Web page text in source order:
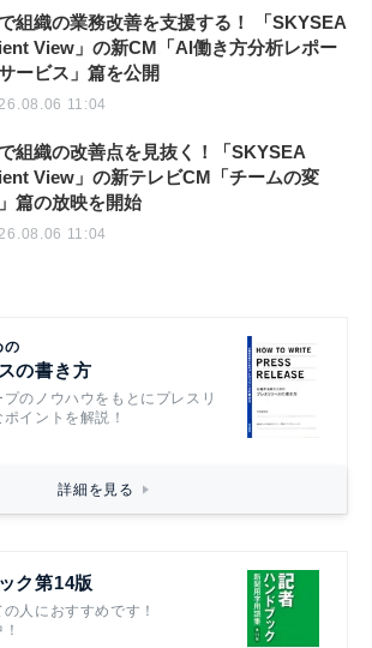
組織の業務改善を支援する！ 「SKYSEA
View」の新CM「AI働き方分析レポー
ービス」篇を公開
11:04
組織の改善点を見抜く！「SKYSEA
View」の新テレビCM「チームの変
篇の放映を開始
11:04
の
の書き方
のノウハウをもとにプレスリ
イントを解説！
詳細を見る
ク第14版
人におすすめです！